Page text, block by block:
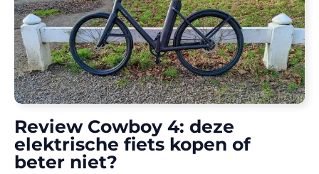
Review Cowboy 4: deze
elektrische fiets kopen of
beter niet?